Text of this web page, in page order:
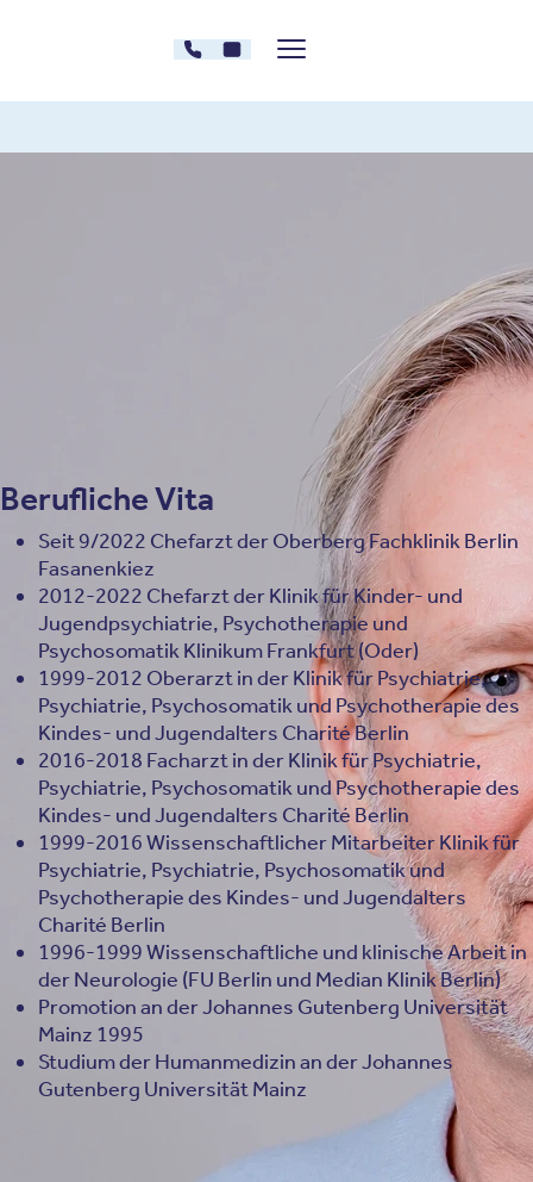
030 - 26478607
Kontakt
Menü zeigen/verstecken
Forschung und Erfahrung in der Behandlung von
Berufliche Vita
Seit 9/2022 Chefarzt der Oberberg Fachklinik Berlin
Fasanenkiez
2012-2022 Chefarzt der Klinik für Kinder- und
Jugendpsychiatrie, Psychotherapie und
Psychosomatik Klinikum Frankfurt (Oder)
1999-2012 Oberarzt in der Klinik für Psychiatrie,
Psychiatrie, Psychosomatik und Psychotherapie des
Kindes- und Jugendalters Charité Berlin
2016-2018 Facharzt in der Klinik für Psychiatrie,
Psychiatrie, Psychosomatik und Psychotherapie des
Kindes- und Jugendalters Charité Berlin
1999-2016 Wissenschaftlicher Mitarbeiter Klinik für
Psychiatrie, Psychiatrie, Psychosomatik und
Psychotherapie des Kindes- und Jugendalters
Charité Berlin
1996-1999 Wissenschaftliche und klinische Arbeit in
der Neurologie (FU Berlin und Median Klinik Berlin)
Promotion an der Johannes Gutenberg Universität
Mainz 1995
Studium der Humanmedizin an der Johannes
Gutenberg Universität Mainz